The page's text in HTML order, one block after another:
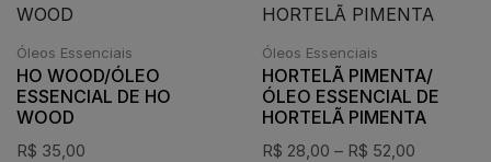
Óleos Essenciais
HO WOOD/ÓLEO
ESSENCIAL DE HO
WOOD
R$ 35,00
Óleos Essenciais
HORTELÃ PIMENTA/
ÓLEO ESSENCIAL DE
HORTELÃ PIMENTA
R$ 28,00 – R$ 52,00